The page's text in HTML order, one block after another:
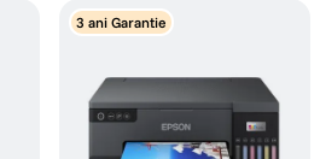
3 ani Garantie